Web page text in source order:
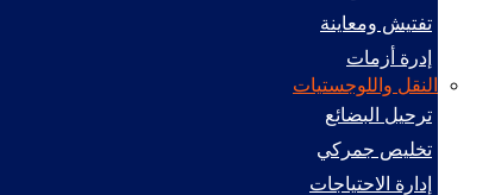
تفتيش ومعاينة
إدرة أزمات
النقل واللوجستيات
ترحيل البضائع
تخليص جمركي
إدارة الاحتياجات